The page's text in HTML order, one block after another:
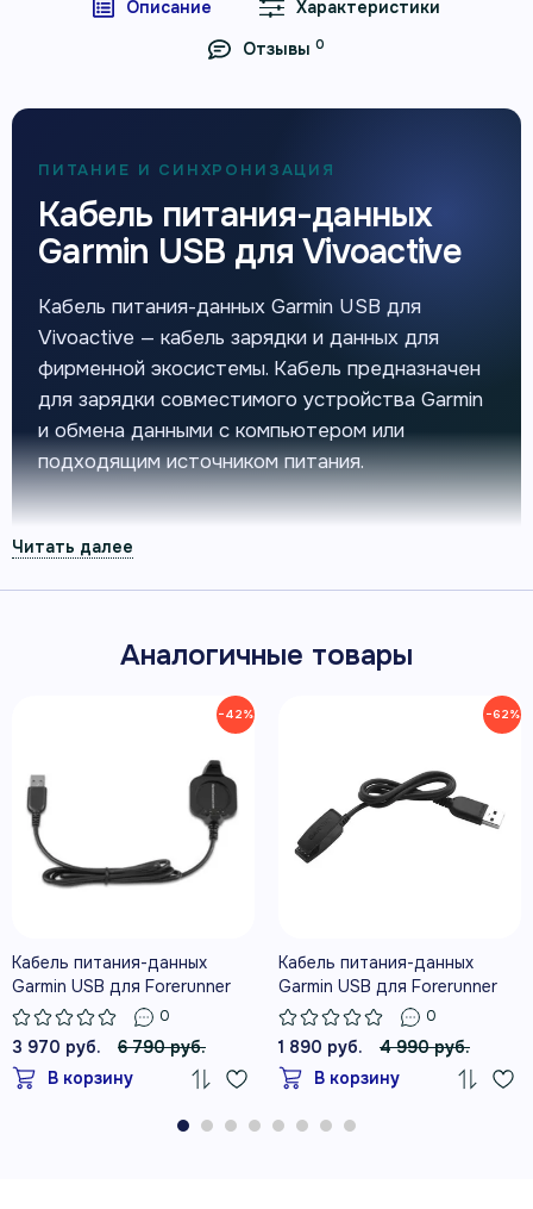
Описание
Характеристики
Отзывы 0
ПИТАНИЕ И СИНХРОНИЗАЦИЯ
Кабель питания-данных
Garmin USB для Vivoactive
Кабель питания-данных Garmin USB для
Vivoactive — кабель зарядки и данных для
фирменной экосистемы. Кабель предназначен
для зарядки совместимого устройства Garmin
и обмена данными с компьютером или
подходящим источником питания.
КОРОТКО О ТОВАРЕ
Главное перед покупкой
модификацию, совместимость и комплект
могут заметно различаться.
010-12157-10
Garmin
производитель
USB‑A со стороны источника;
фирменный разъём Garmin со
Аналогичные товары
−42%
Кабель питания-данных
Garmin USB для Forerunner
920 XT
0
3 970 руб.
6 790 руб.
В корзину
−62%
Кабель питания-данных
Garmin USB для Forerunner
0
1 890 руб.
4 990 руб.
В корзину